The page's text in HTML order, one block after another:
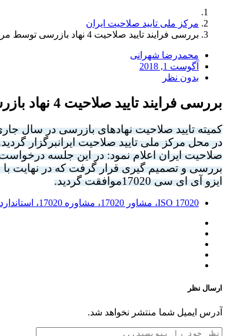
مرکز ملی تایید صلاحیت ایران
بررسی فرایند تایید صلاحیت 4 نهاد بازرسی توسط مرکز ملی تایید صلاحیت ایران
محمدرضا شهرانی
آگوست 1, 2018
بدون نظر
بررسی فرایند تایید صلاحیت 4 نهاد بازرسی توسط مرکز ملی تایید صلاحیت ایران
کمیته تایید صلاحیت نهادهای بازرسی در سال جاری در
در محل مرکز ملی تایید صلاحیت ایرانبرگزار
صلاحیت ایران اعلام نمود: در این جلسه
بررسی و تصمیم گیری قرار گرفت که در نهایت با
ایزو آی ای سی 17020موافقت گردید.
ISO 17020، مشاور 17020، مشاوره 17020، استاندارد، استاندارد 17020، مرکز ملی تایید صلاحیت، خرید تجهیزات بازرسی، خرید بیمه نامه بازرسی، بازرسی فنی، بازرسی کالا، ایزو 17020،
ارسال نظر
آدرس ایمیل شما منتشر نخواهد شد.